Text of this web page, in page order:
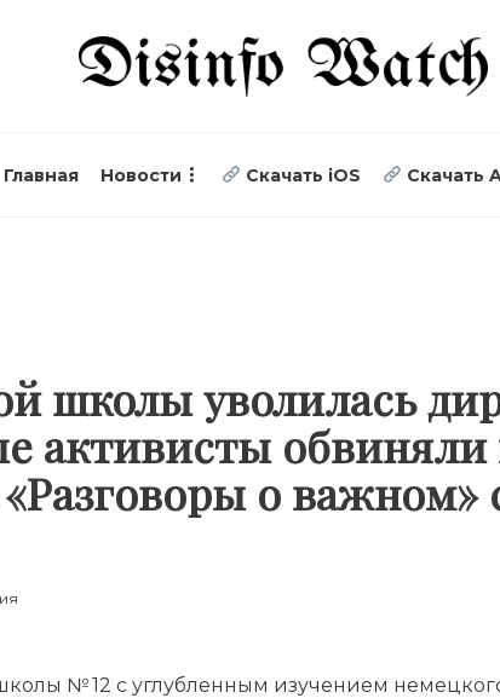
Главная Новости Скачать iOS Скачать
школы уволилась
активисты обвиняли
о важном»
№ 12 с углубленным изучением